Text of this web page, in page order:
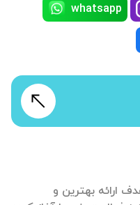
ارائه بهترین و
whatsapp